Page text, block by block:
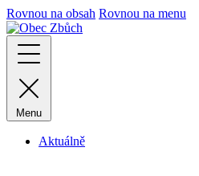
Rovnou na obsah Rovnou na menu
Menu
Aktuálně